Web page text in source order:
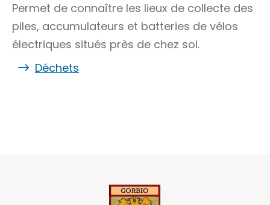
Permet de connaître les lieux de collecte des
piles, accumulateurs et batteries de vélos
électriques situés près de chez soi.
Déchets